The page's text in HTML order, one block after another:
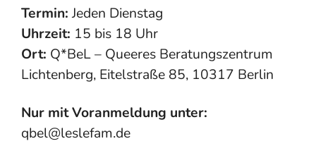
Termin:Jeden Dienstag
Uhrzeit: 15 bis 18 Uhr
Ort: Q*BeL – Queeres Beratungszentrum
Lichtenberg, Eitelstraße 85, 10317 Berlin
Nur mit Voranmeldung unter:
qbel@leslefam.de